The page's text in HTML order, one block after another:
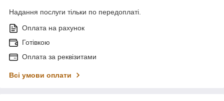
Надання послуги тільки по передоплаті.
Оплата на рахунок
Готівкою
Оплата за реквізитами
Всі умови оплати